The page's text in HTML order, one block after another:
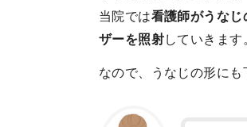
当院では看護師がうな
ザーを照射していきます
なので、うなじの形に